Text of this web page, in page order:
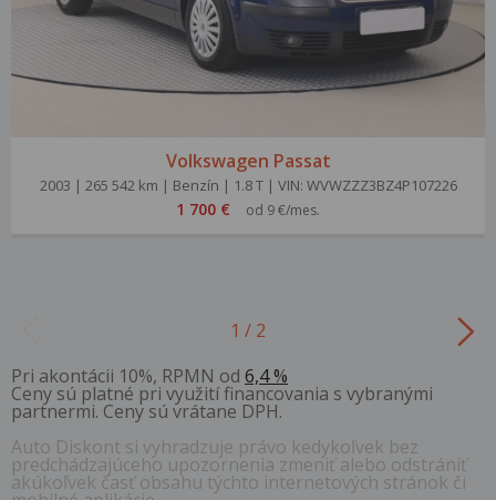
Volkswagen Passat
2003 | 265 542 km | Benzín | 1.8 T | VIN: WVWZZZ3BZ4P107226
1 700 € od 9 €/mes.
1 / 2
Pri akontácii 10%, RPMN od 6,4 %
Ceny sú platné pri využití financovania s vybranými
partnermi. Ceny sú vrátane DPH.
Auto Diskont si vyhradzuje právo kedykoľvek bez
predchádzajúceho upozornenia zmeniť alebo odstrániť
akúkoľvek časť obsahu týchto internetových stránok či